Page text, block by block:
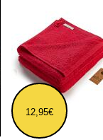
12,95€